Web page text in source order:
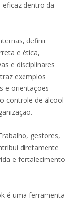
dentro da
definir
e ética,
e disciplinares
exemplos
e orientações
controle de álcool
gestores,
diretamente
e fortalecimento
é uma ferramenta